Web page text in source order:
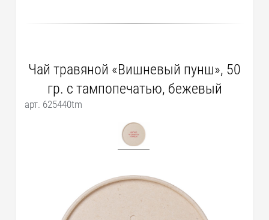
Чай травяной «Вишневый пунш», 50
гр. с тампопечатью, бежевый
арт. 625440tm